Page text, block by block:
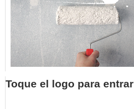
Toque el logo para entrar